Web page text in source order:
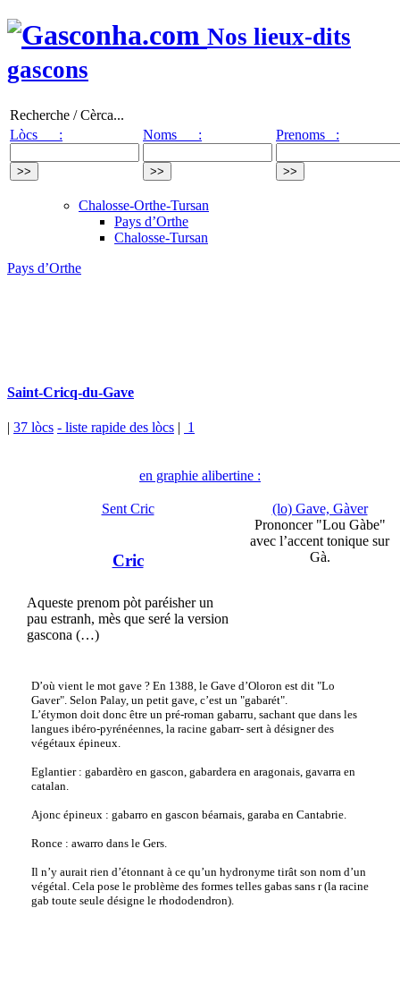
Nos lieux-dits
gascons
Recherche / Cèrca...
Lòcs :
Noms : Prenoms :
Chalosse-Orthe-Tursan
Pays d’Orthe
Chalosse-Tursan
Pays d’Orthe
Saint-Cricq-du-Gave
| 37 lòcs - liste rapide des lòcs | 1
en graphie alibertine :
Sent Cric
Cric
Aqueste prenom pòt paréisher un
pau estranh, mès que seré la version
gascona (…)
(lo) Gave, Gàver
Prononcer "Lou Gàbe"
avec l’accent tonique sur
Gà.
D’où vient le mot gave ? En 1388, le Gave d’Oloron est dit "Lo
Gaver". Selon Palay, un petit gave, c’est un "gabarét".
L’étymon doit donc être un pré-roman gabarru, sachant que dans les
langues ibéro-pyrénéennes, la racine gabarr- sert à désigner des
végétaux épineux.
Eglantier : gabardèro en gascon, gabardera en aragonais, gavarra en
catalan.
Ajonc épineux : gabarro en gascon béarnais, garaba en Cantabrie.
Ronce : awarro dans le Gers.
Il n’y aurait rien d’étonnant à ce qu’un hydronyme tirât son nom d’un
végétal. Cela pose le problème des formes telles gabas sans r (la racine
gab toute seule désigne le rhododendron).